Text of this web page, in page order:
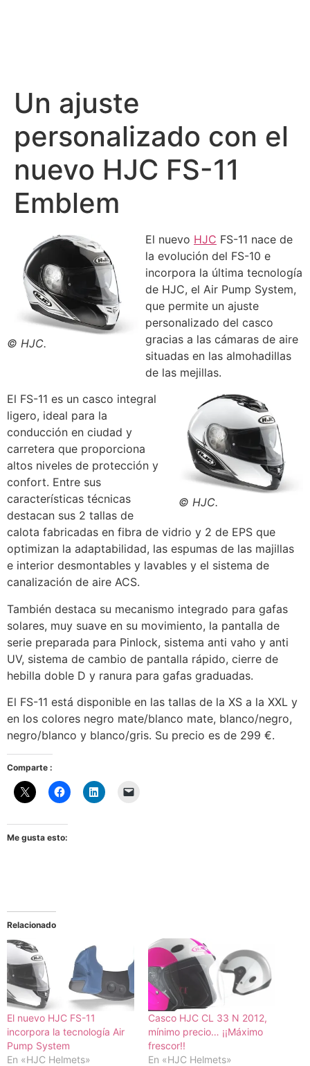
Un ajuste
personalizado con el
nuevo HJC FS-11
Emblem
© HJC.
El nuevo HJC FS-11 nace de
la evolución del FS-10 e
incorpora la última tecnología
de HJC, el Air Pump System,
que permite un ajuste
personalizado del casco
gracias a las cámaras de aire
situadas en las almohadillas
de las mejillas.
© HJC.
El FS-11 es un casco integral
ligero, ideal para la
conducción en ciudad y
carretera que proporciona
altos niveles de protección y
confort. Entre sus
características técnicas
destacan sus 2 tallas de
calota fabricadas en fibra de vidrio y 2 de EPS que
optimizan la adaptabilidad, las espumas de las majillas
e interior desmontables y lavables y el sistema de
canalización de aire ACS.
También destaca su mecanismo integrado para gafas
solares, muy suave en su movimiento, la pantalla de
serie preparada para Pinlock, sistema anti vaho y anti
UV, sistema de cambio de pantalla rápido, cierre de
hebilla doble D y ranura para gafas graduadas.
El FS-11 está disponible en las tallas de la XS a la XXL y
en los colores negro mate/blanco mate, blanco/negro,
negro/blanco y blanco/gris. Su precio es de 299 €.
Comparte :
Me gusta esto:
Relacionado
El nuevo HJC FS-11
incorpora la tecnología Air
Pump System
En «HJC Helmets»
Casco HJC CL 33 N 2012,
mínimo precio… ¡¡Máximo
frescor!!
En «HJC Helmets»